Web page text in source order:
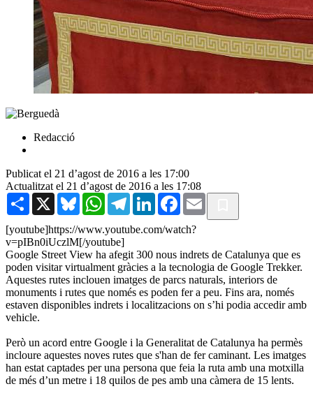
Redacció
Publicat el 21 d’agost de 2016 a les 17:00
Actualitzat el 21 d’agost de 2016 a les 17:08
Share X BlueskyWhatsAppTelegramLinkedInFacebook
Email
[youtube]https://www.youtube.com/watch?
v=pIBn0iUczlM[/youtube]
Google Street View ha afegit 300 nous indrets de Catalunya que es
poden visitar virtualment gràcies a la tecnologia de Google Trekker.
Aquestes rutes inclouen imatges de parcs naturals, interiors de
monuments i rutes que només es poden fer a peu. Fins ara, només
estaven disponibles indrets i localitzacions on s’hi podia accedir amb
vehicle.
Però un acord entre Google i la Generalitat de Catalunya ha permès
incloure aquestes noves rutes que s'han de fer caminant. Les imatges
han estat captades per una persona que feia la ruta amb una motxilla
de més d’un metre i 18 quilos de pes amb una càmera de 15 lents.